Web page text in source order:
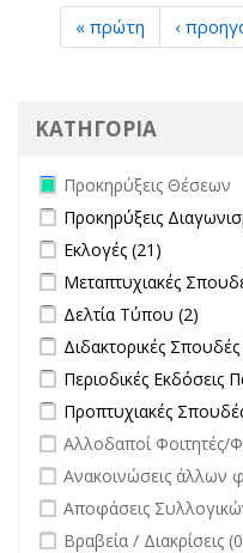
« πρώτη ‹
ΚΑΤΗΓΟΡΙΑ
Remove Προκηρύξεις
Προκηρύξεις Θέσεων
Apply Προκηρύξεις
Προκηρύξεις
Apply Εκλογές filter
Εκλογές (21)
Apply Μεταπτυχιακές
Μεταπτυχιακές
Apply Δελτία Τύπου
Δελτία Τύπου (2)
Apply Διδακτορικές
Διδακτορικές
Apply Περιοδικές
Περιοδικές Εκδόσεις
Apply Προπτυχιακές
Προπτυχιακές
undefined
Αλλοδαποί Φοιτητές/
undefined
Ανακοινώσεις άλλων
undefined
Αποφάσεις
undefined
Βραβεία / Διακρίσεις